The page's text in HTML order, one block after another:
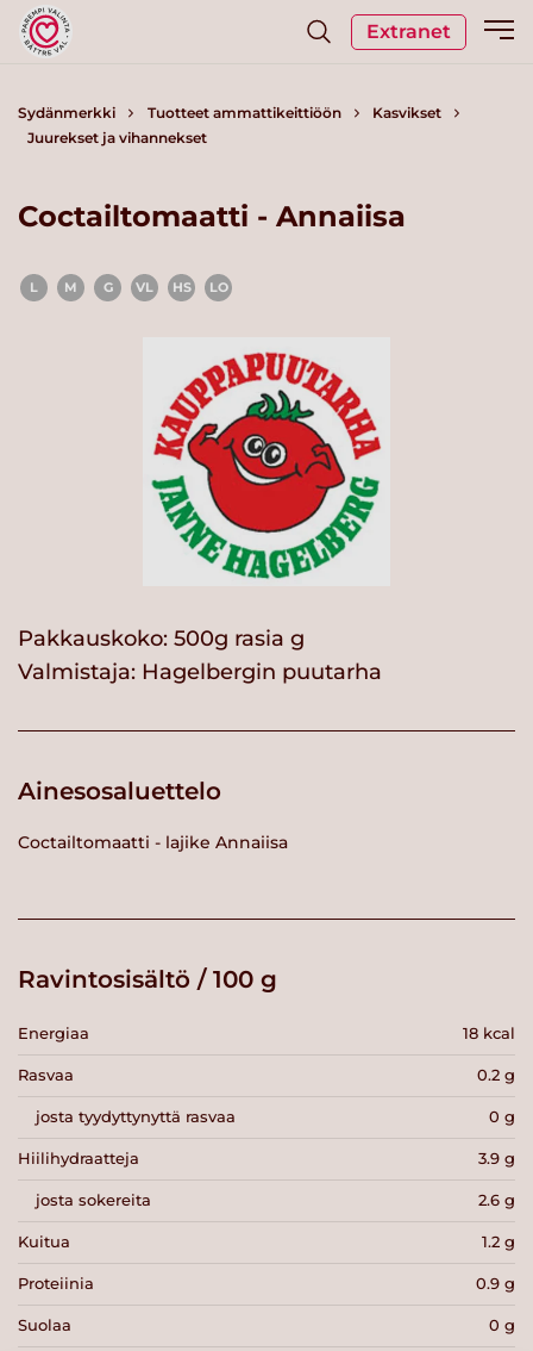
Extranet
Sydänmerkki Tuotteet ammattikeittiöön
Kasvikset
Juurekset ja vihannekset
Coctailtomaatti - Annaiisa
L M G VL HS LO
Pakkauskoko: 500g rasia g
Valmistaja: Hagelbergin puutarha
Ainesosaluettelo
Coctailtomaatti - lajike Annaiisa
Ravintosisältö / 100 g
Energiaa 18 kcal
Rasvaa 0.2 g
josta tyydyttynyttä rasvaa 0 g
Hiilihydraatteja 3.9 g
josta sokereita 2.6 g
Kuitua 1.2 g
Proteiinia 0.9 g
Suolaa 0 g